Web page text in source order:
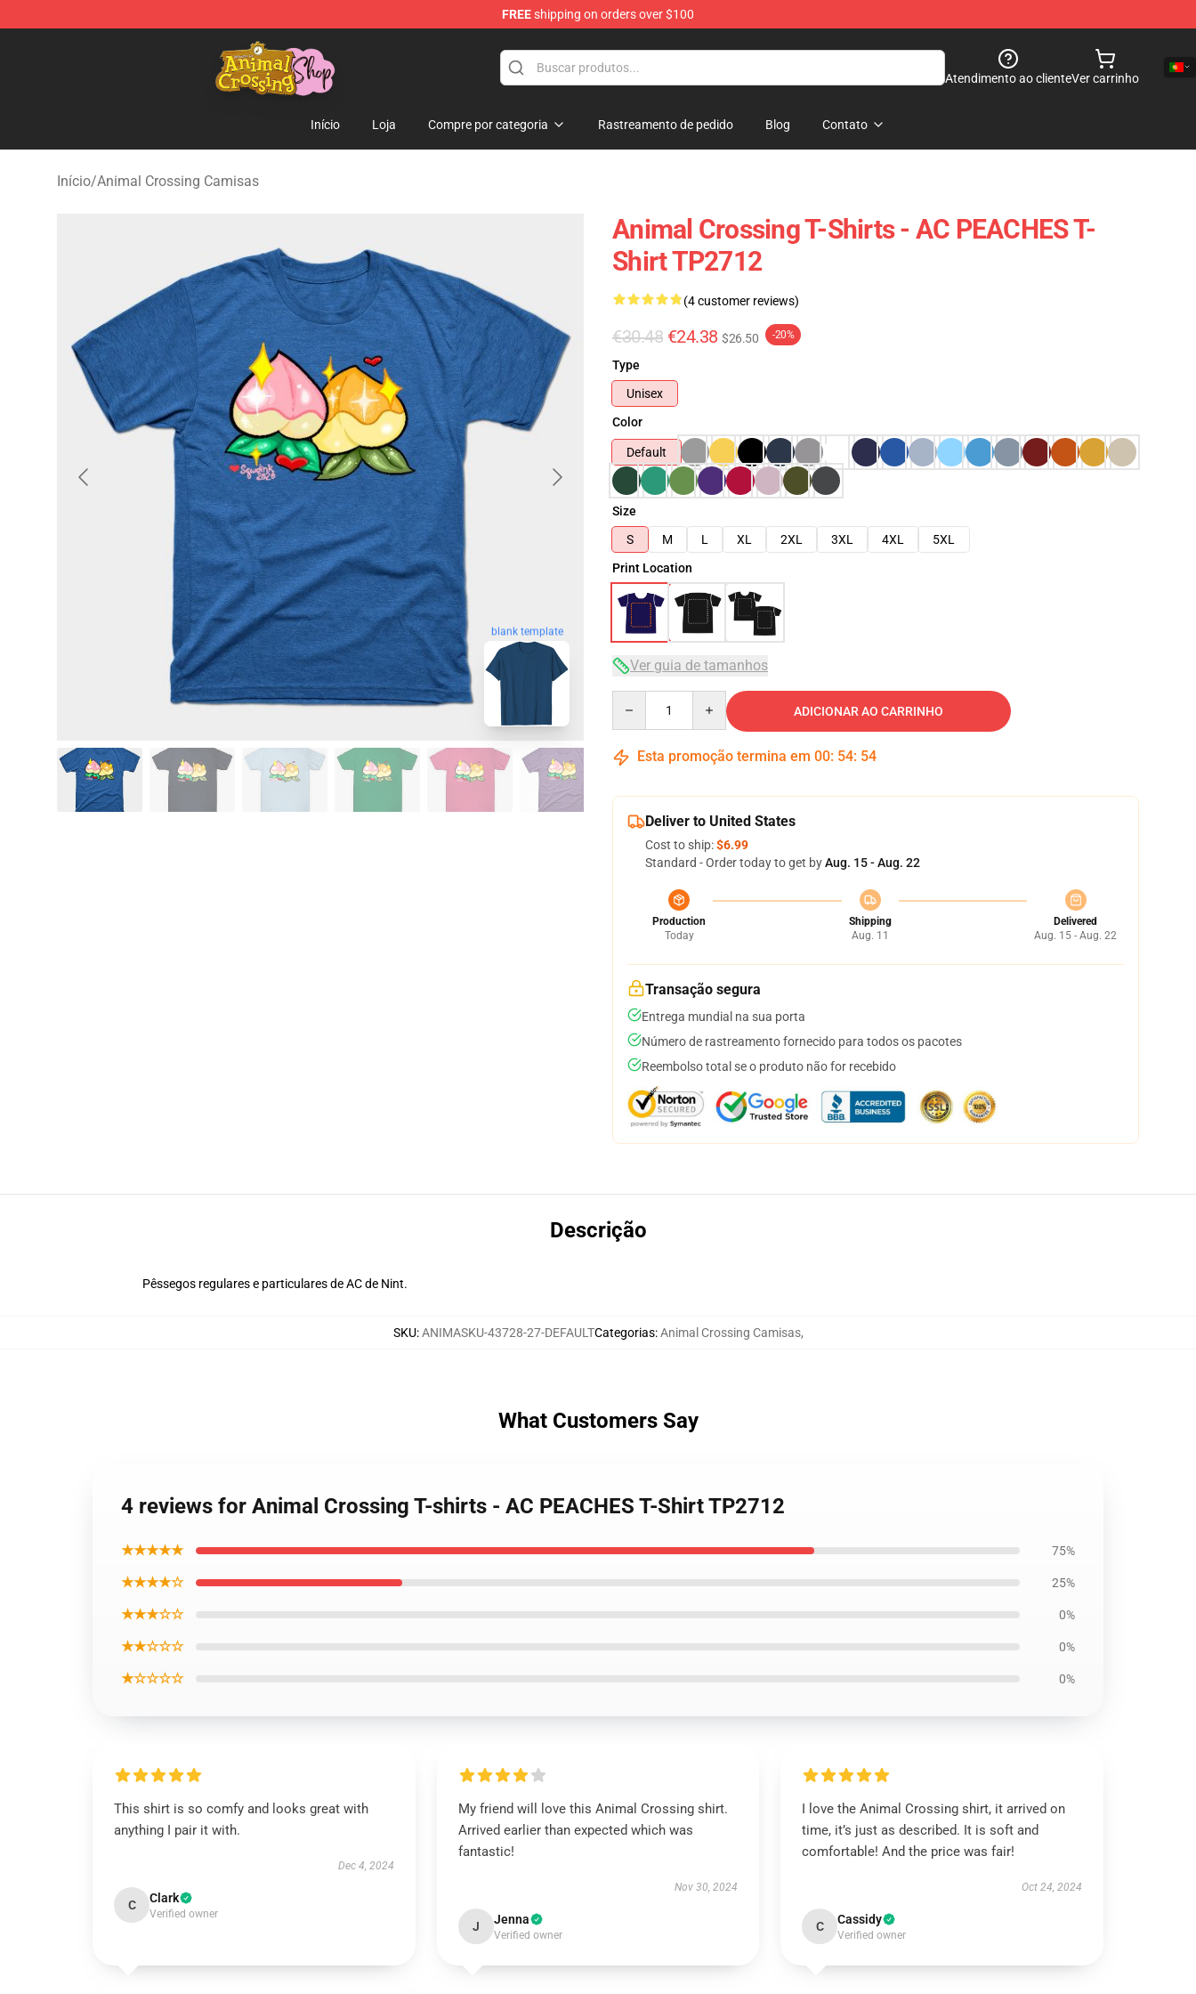
FREEshipping on orders over $100
Animal Crossing Shop - Official Animal Crossing Merchandise Store
Atendimento ao clienteVer carrinho
Início Loja Compre por categoria Rastreamento de pedido Blog Contato
Início/Animal Crossing Camisas
blank template
Animal Crossing T-Shirts - AC PEACHES T-
Shirt TP2712
(4 customer reviews)
€30.48 €24.38 $26.50 -20%
Type
Unisex
Color
Default
Size
S
M L XL 2XL 3XL 4XL
5XL
Print Location
Ver guia de tamanhos
ADICIONAR AO CARRINHO
Esta promoção termina em 00: 54: 53
Deliver to United States
Cost to ship:$6.99
Standard - Order today to get byAug. 15 - Aug. 22
Production
Today
Shipping
Aug. 11
Delivered
Aug. 15 - Aug. 22
Transação segura
Entrega mundial na sua porta
Número de rastreamento fornecido para todos os pacotes
Reembolso total se o produto não for recebido
Descrição
Pêssegos regulares e particulares de AC de Nint.
SKU:ANIMASKU-43728-27-DEFAULTCategorias:Animal Crossing Camisas,
What Customers Say
4 reviews for Animal Crossing T-shirts - AC PEACHES T-Shirt TP2712
★★★★★ 75%
★★★★☆ 25%
★★★☆☆ 0%
★★☆☆☆ 0%
★☆☆☆☆ 0%
This shirt is so comfy and looks great with
anything I pair it with.
Dec 4, 2024
C Clark
Verified owner
My friend will love this Animal Crossing shirt.
Arrived earlier than expected which was
fantastic!
Nov 30, 2024
J Jenna
Verified owner
I love the Animal Crossing shirt, it arrived on
time, it’s just as described. It is soft and
comfortable! And the price was fair!
Oct 24, 2024
C Cassidy
Verified owner